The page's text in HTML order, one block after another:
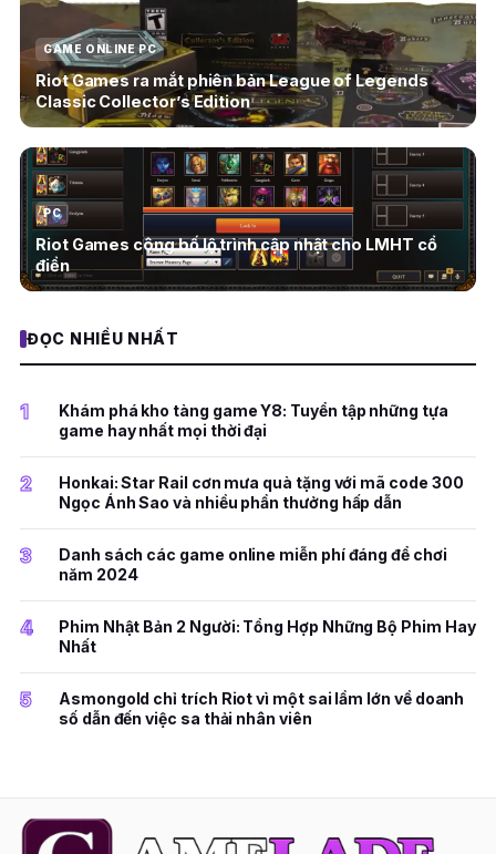
GAME ONLINE PC
Riot Games ra mắt phiên bản League of Legends
Classic Collector’s Edition
PC
Riot Games công bố lộ trình cập nhật cho LMHT cổ
điển
ĐỌC NHIỀU NHẤT
1
Khám phá kho tàng game Y8: Tuyển tập những tựa
game hay nhất mọi thời đại
2
Honkai: Star Rail cơn mưa quà tặng với mã code 300
Ngọc Ánh Sao và nhiều phần thưởng hấp dẫn
3
Danh sách các game online miễn phí đáng để chơi
năm 2024
4
Phim Nhật Bản 2 Người: Tổng Hợp Những Bộ Phim Hay
Nhất
5
Asmongold chỉ trích Riot vì một sai lầm lớn về doanh
số dẫn đến việc sa thải nhân viên